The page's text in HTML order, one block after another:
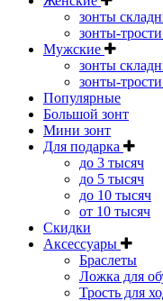
зонты
зонты-
Мужские
зонты
зонты-
Популярные
Большой зонт
Мини зонт
Для подарка
до 3 тысяч
до 5 тысяч
до 10 тысяч
от 10 тысяч
Скидки
Аксессуары
Браслеты
Ложка для
Трость для